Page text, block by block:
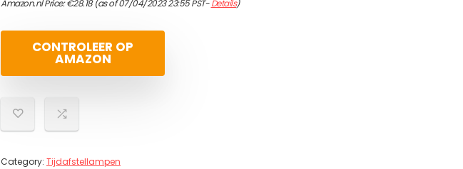
Amazon.nl Price:€28.18(as of 07/04/2023 23:55 PST-Details)
CONTROLEER OP
AMAZON
Category: Tijdafstellampen